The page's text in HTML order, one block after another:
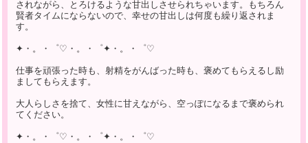
されながら、とろけるような甘出しさせられちゃいます。もちろん
賢者タイムにならないので、幸せの甘出しは何度も繰り返されま
す。
✦・。・゜♡・。・゜✦・。・゜♡
仕事を頑張った時も、射精をがんばった時も、褒めてもらえるし励
ましてもらえます。
大人らしさを捨て、女性に甘えながら、空っぽになるまで褒められ
てください。
✦・。・゜♡・。・゜✦・。・゜♡